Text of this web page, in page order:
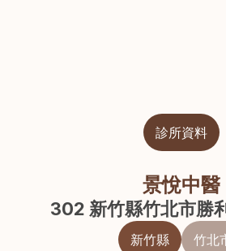
診所資料
景悅中醫
302 新竹縣竹北市勝
新竹縣 竹北